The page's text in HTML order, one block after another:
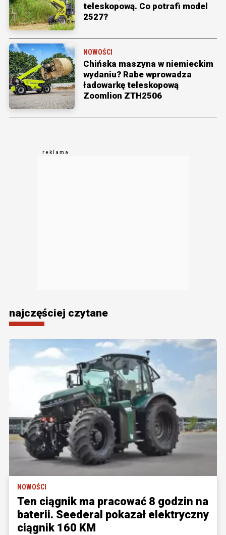
teleskopową. Co potrafi model
2527?
NOWOŚCI
Chińska maszyna w niemieckim
wydaniu? Rabe wprowadza
ładowarkę teleskopową
Zoomlion ZTH2506
najczęściej czytane
NOWOŚCI
Ten ciągnik ma pracować 8 godzin na
baterii. Seederal pokazał elektryczny
ciągnik 160 KM